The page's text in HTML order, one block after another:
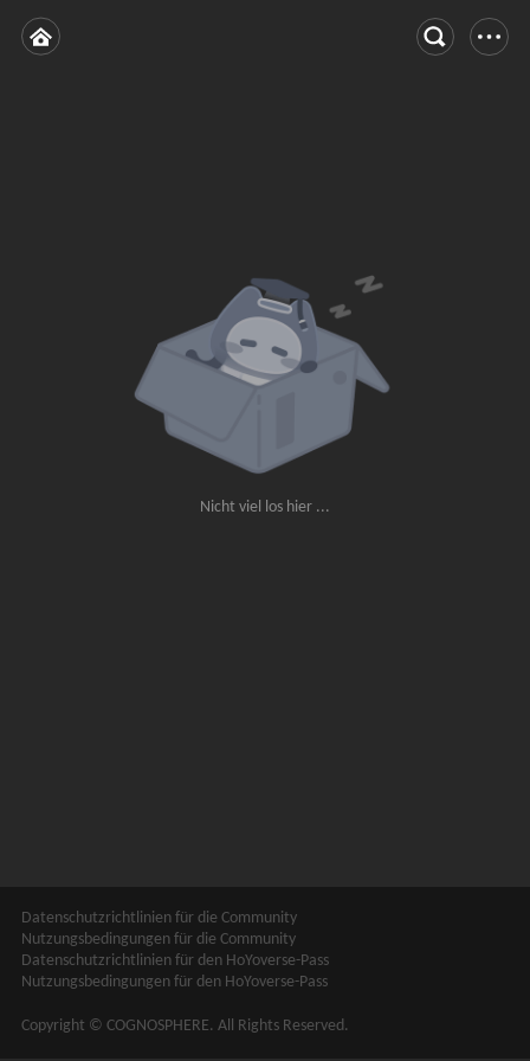
Nicht viel los hier ...
Datenschutzrichtlinien für die Community
Nutzungsbedingungen für die Community
Datenschutzrichtlinien für den HoYoverse-Pass
Nutzungsbedingungen für den HoYoverse-Pass
Copyright © COGNOSPHERE. All Rights Reserved.